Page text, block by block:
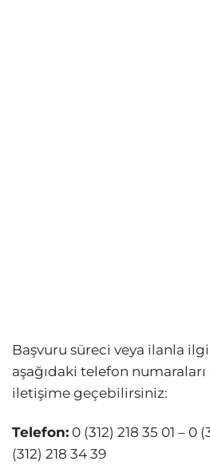
Başvuru süreci veya ilanla
aşağıdaki telefon numaraları
iletişime geçebilirsiniz:
Telefon: 0 (312) 218 35 01 – 0
(312) 218 34 39